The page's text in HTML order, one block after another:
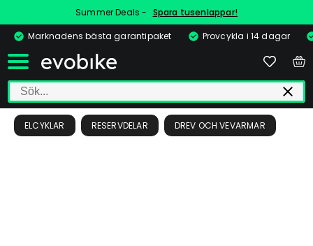
Summer Deals - Spara tusenlappar!
Marknadens bästa garantipaket
Provcykla i 14 dagar
ELCYKLAR RESERVDELAR DREV OCH VEVARMAR